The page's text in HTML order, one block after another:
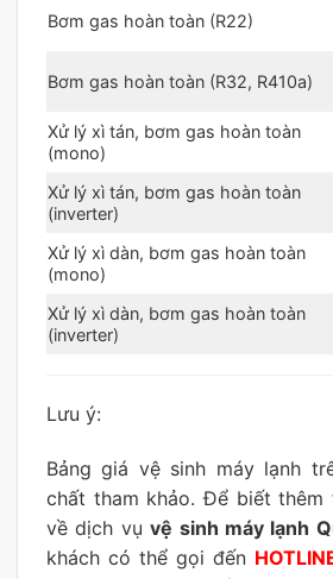
Bơm gas hoàn toàn (R22)
Bơm gas hoàn toàn (R32, R410a)
Xử lý xì tán, bơm gas hoàn toàn
(mono)
Xử lý xì tán, bơm gas hoàn toàn
(inverter)
Xử lý xì dàn, bơm gas hoàn toàn
(mono)
Xử lý xì dàn, bơm gas hoàn toàn
(inverter)
Lưu ý:
Bảng giá vệ sinh máy lạnh
chất tham khảo. Để biết
về dịch vụvệ sinh máy lạnh
khách có thể gọi đến